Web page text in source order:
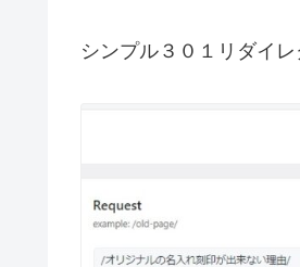
シンプル３０１リダイ